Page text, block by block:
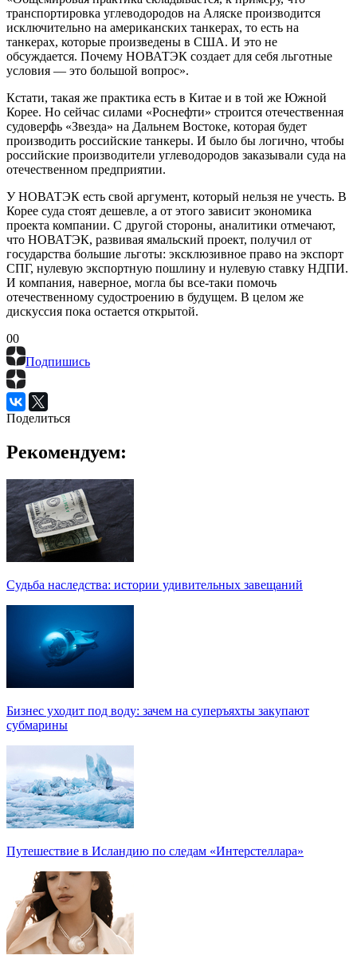
транспортировка углеводородов на Аляске производится
исключительно на американских танкерах, то есть на
танкерах, которые произведены в США. И это не
обсуждается. Почему НОВАТЭК создает для себя льготные
условия — это большой вопрос».
Кстати, такая же практика есть в Китае и в той же Южной
Корее. Но сейчас силами «Роснефти» строится отечественная
судоверфь «Звезда» на Дальнем Востоке, которая будет
производить российские танкеры. И было бы логично, чтобы
российские производители углеводородов заказывали суда на
отечественном предприятии.
У НОВАТЭК есть свой аргумент, который нельзя не учесть. В
Корее суда стоят дешевле, а от этого зависит экономика
проекта компании. С другой стороны, аналитики отмечают,
что НОВАТЭК, развивая ямальский проект, получил от
государства большие льготы: эксклюзивное право на экспорт
СПГ, нулевую экспортную пошлину и нулевую ставку НДПИ.
И компания, наверное, могла бы все-таки помочь
отечественному судостроению в будущем. В целом же
дискуссия пока остается открытой.
00
Подпишись
Поделиться
Рекомендуем:
Судьба наследства: истории удивительных завещаний
Бизнес уходит под воду: зачем на суперъяхты закупают
субмарины
Путешествие в Исландию по следам «Интерстеллара»